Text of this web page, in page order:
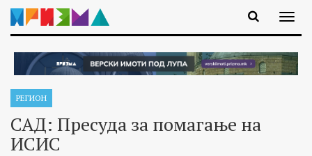
РЕГИОН
САД: Пресуда за помагање на
ИСИС